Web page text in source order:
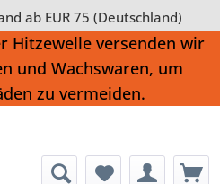
ab EUR 75 (Deutschland)
Hitzewelle versenden wir
und Wachswaren, um
zu vermeiden.